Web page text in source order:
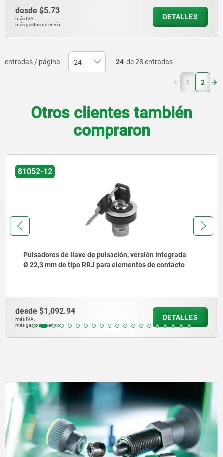
desde $5.73
más IVA.
más gastos de envío
DETALLES
entradas / página 24 de 28 entradas
1 (current)
2
Otros clientes también
compraron
81052-04
Pulsadores de parada con iluminación y enclavamiento,
versión de instalación Ø 22,3 mm, de tipo RRJ para
desde $442.47
más IVA.
más gastos de envío
DETALLES